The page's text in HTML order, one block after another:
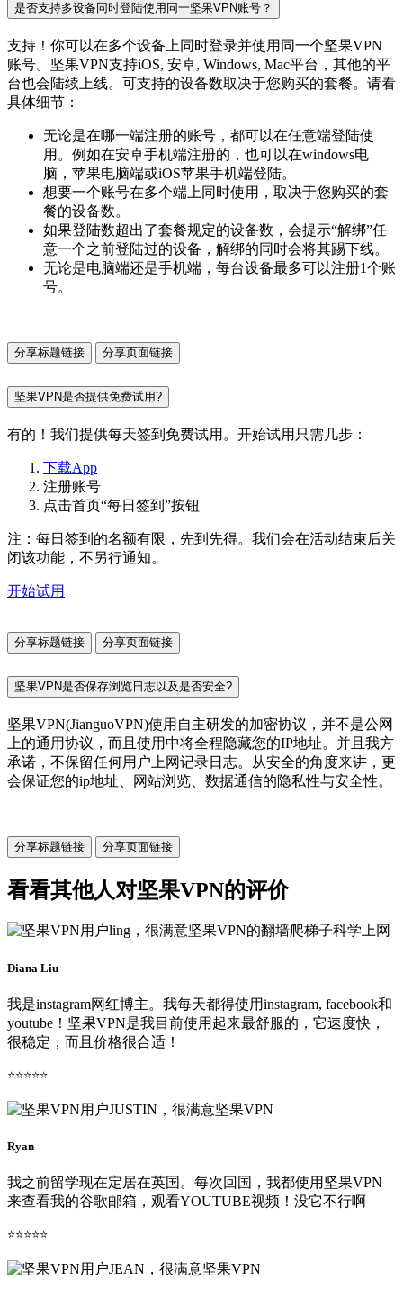
是否支持多设备同时登陆使用同一坚果VPN账号？
支持！你可以在多个设备上同时登录并使用同一个坚果VPN
账号。坚果VPN支持iOS, 安卓, Windows, Mac平台，其他的平
台也会陆续上线。可支持的设备数取决于您购买的套餐。请看
具体细节：
无论是在哪一端注册的账号，都可以在任意端登陆使
用。例如在安卓手机端注册的，也可以在windows电
脑，苹果电脑端或iOS苹果手机端登陆。
想要一个账号在多个端上同时使用，取决于您购买的套
餐的设备数。
如果登陆数超出了套餐规定的设备数，会提示“解绑”任
意一个之前登陆过的设备，解绑的同时会将其踢下线。
无论是电脑端还是手机端，每台设备最多可以注册1个账
号。
分享标题链接 分享页面链接
坚果VPN是否提供免费试用?
有的！我们提供每天签到免费试用。开始试用只需几步：
下载App
注册账号
点击首页“每日签到”按钮
注：每日签到的名额有限，先到先得。我们会在活动结束后关
闭该功能，不另行通知。
开始试用
分享标题链接 分享页面链接
坚果VPN是否保存浏览日志以及是否安全?
坚果VPN(JianguoVPN)使用自主研发的加密协议，并不是公网
上的通用协议，而且使用中将全程隐藏您的IP地址。并且我方
承诺，不保留任何用户上网记录日志。从安全的角度来讲，更
会保证您的ip地址、网站浏览、数据通信的隐私性与安全性。
分享标题链接 分享页面链接
看看其他人对坚果VPN的评价
Diana Liu
我是instagram网红博主。我每天都得使用instagram, facebook和
youtube！坚果VPN是我目前使用起来最舒服的，它速度快，
很稳定，而且价格很合适！
⭐⭐⭐⭐⭐
Ryan
我之前留学现在定居在英国。每次回国，我都使用坚果VPN
来查看我的谷歌邮箱，观看YOUTUBE视频！没它不行啊
⭐⭐⭐⭐⭐